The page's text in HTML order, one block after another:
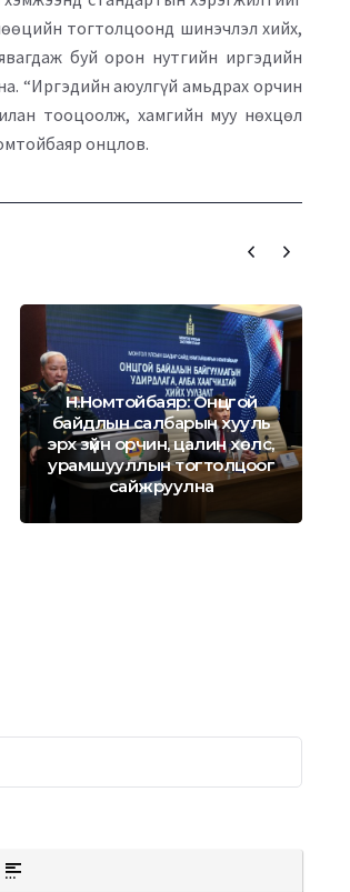
тогтолцоонд шинэчлэл хийх,
буй орон нутгийн иргэдийн
“Иргэдийн аюулгүй амьдрах орчин
тооцоолж, хамгийн муу нөхцөл
онцлов.
Н.Номтойбаяр: Онцгой
байдлын салбарын хууль
эрх зүйн орчин, цалин хөлс,
урамшууллын тогтолцоог
сайжруулна